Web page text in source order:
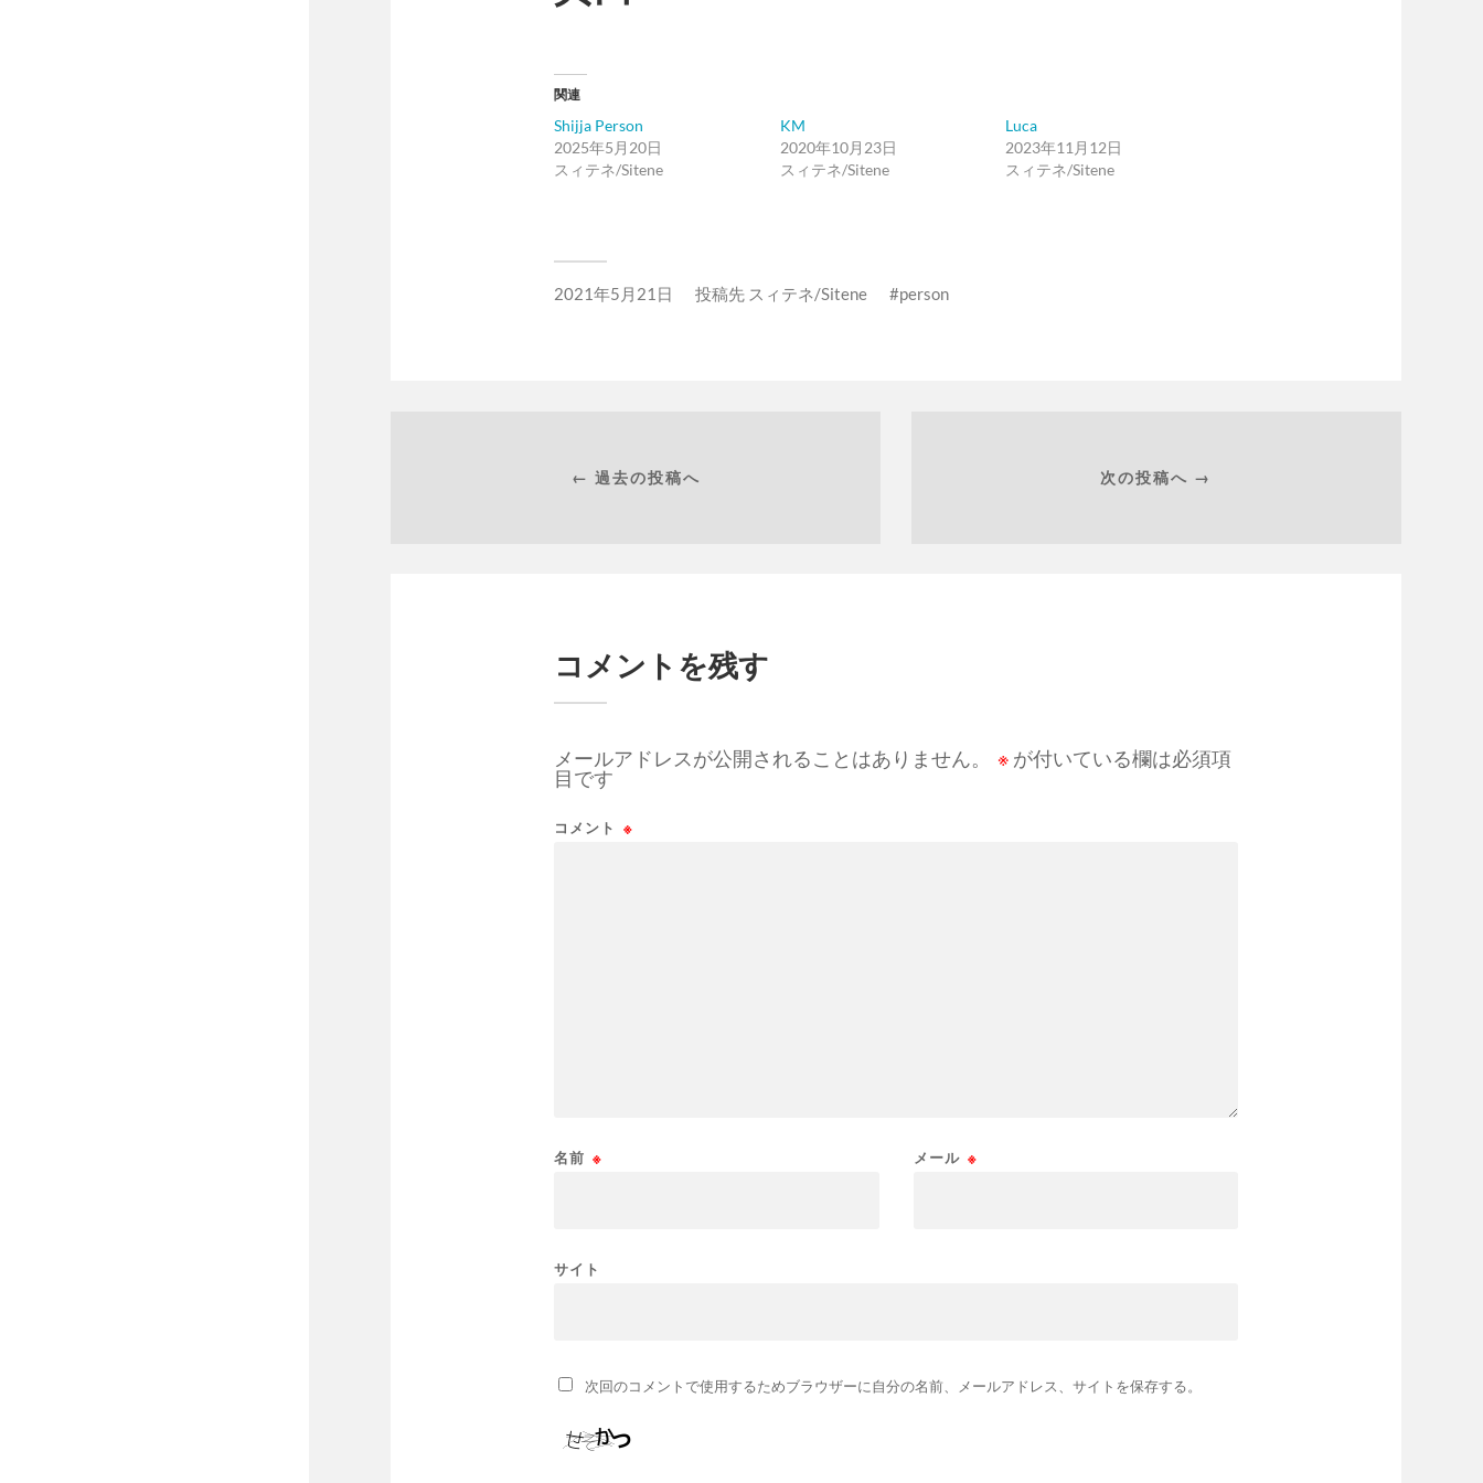
関連
Shijja Person
2025年5月20日
スィテネ/Sitene
KM
2020年10月23日
スィテネ/Sitene
Luca
2023年11月12日
スィテネ/Sitene
2021年5月21日 投稿先 スィテネ/Sitene person
← 過去の投稿へ 次の投稿へ →
コメントを残す
メールアドレスが公開されることはありません。 ※ が付いている欄は必須項
目です
コメント ※
名前 ※ メール ※
サイト
次回のコメントで使用するためブラウザーに自分の名前、メールアドレス、サイトを保存する。